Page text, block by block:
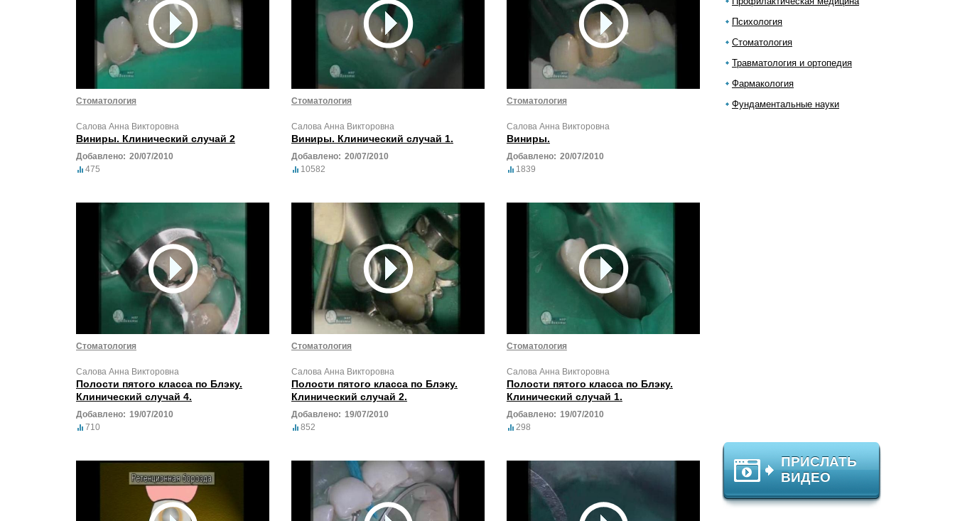
Психология
Стоматология
Травматология и ортопедия
Фармакология
Фундаментальные науки
ПРИСЛАТЬ
ВИДЕО
Стоматология
Салова Анна Викторовна
Виниры. Клинический случай 2
Добавлено: 20/07/2010
475
Стоматология
Салова Анна Викторовна
Виниры. Клинический случай 1.
Добавлено: 20/07/2010
10582
Стоматология
Салова Анна Викторовна
Виниры.
Добавлено: 20/07/2010
1839
Стоматология
Салова Анна Викторовна
Полости пятого класса по Блэку.
Клинический случай 4.
Добавлено: 19/07/2010
710
Стоматология
Салова Анна Викторовна
Полости пятого класса по Блэку.
Клинический случай 2.
Добавлено: 19/07/2010
852
Стоматология
Салова Анна Викторовна
Полости пятого класса по Блэку.
Клинический случай 1.
Добавлено: 19/07/2010
298